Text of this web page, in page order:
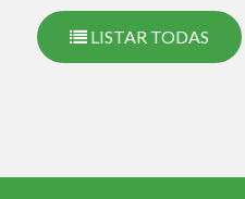
LISTAR TODAS